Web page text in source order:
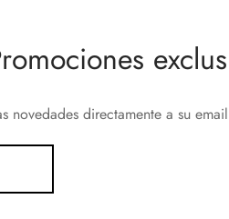
directamente a su